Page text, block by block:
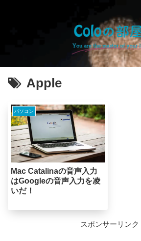
Apple
パソコン
Mac Catalinaの音声入力
はGoogleの音声入力を凌
いだ！
スポンサーリンク